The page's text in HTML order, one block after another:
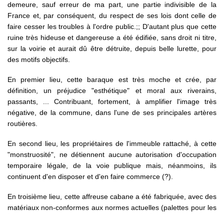
demeure, sauf erreur de ma part, une partie indivisible de la
France et, par conséquent, du respect de ses lois dont celle de
faire cesser les troubles à l'ordre public.;; D'autant plus que cette
ruine très hideuse et dangereuse a été édifiée, sans droit ni titre,
sur la voirie et aurait dû être détruite, depuis belle lurette, pour
des motifs objectifs.
En premier lieu, cette baraque est très moche et crée, par
définition, un préjudice "esthétique" et moral aux riverains,
passants, ... Contribuant, fortement, à amplifier l'image très
négative, de la commune, dans l'une de ses principales artères
routières.
En second lieu, les propriétaires de l'immeuble rattaché, à cette
"monstruosité", ne détiennent aucune autorisation d'occupation
temporaire légale, de la voie publique mais, néanmoins, ils
continuent d'en disposer et d'en faire commerce (?).
En troisième lieu, cette affreuse cabane a été fabriquée, avec des
matériaux non-conformes aux normes actuelles (palettes pour les